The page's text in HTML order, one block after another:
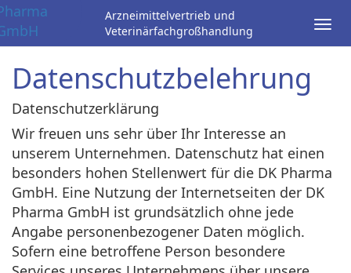
Arzneimittelvertrieb und
Veterinärfachgroßhandlung
Datenschutzbelehrung
Datenschutzerklärung
Wir freuen uns sehr über Ihr Interesse an
unserem Unternehmen. Datenschutz hat einen
besonders hohen Stellenwert für die DK Pharma
GmbH. Eine Nutzung der Internetseiten der DK
Pharma GmbH ist grundsätzlich ohne jede
Angabe personenbezogener Daten möglich.
Sofern eine betroffene Person besondere